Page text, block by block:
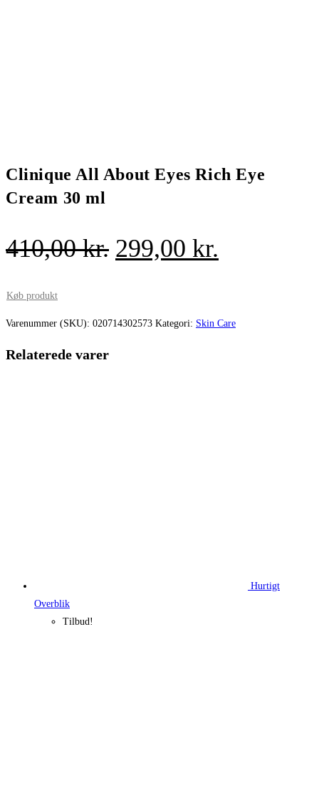
Clinique All About Eyes Rich Eye
Cream 30 ml
410,00kr. Den
var:
299,00 kr.
er:
Køb produkt
Varenummer (SKU): 020714302573 Kategori: Skin Care
Relaterede varer
Hurtigt
Overblik
Tilbud!